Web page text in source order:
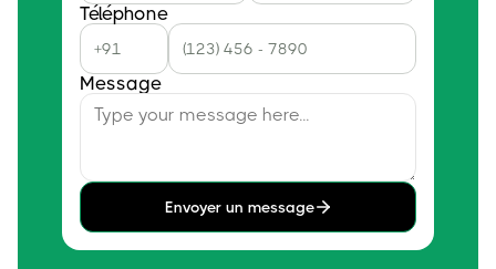
Téléphone
Message
Envoyer un message